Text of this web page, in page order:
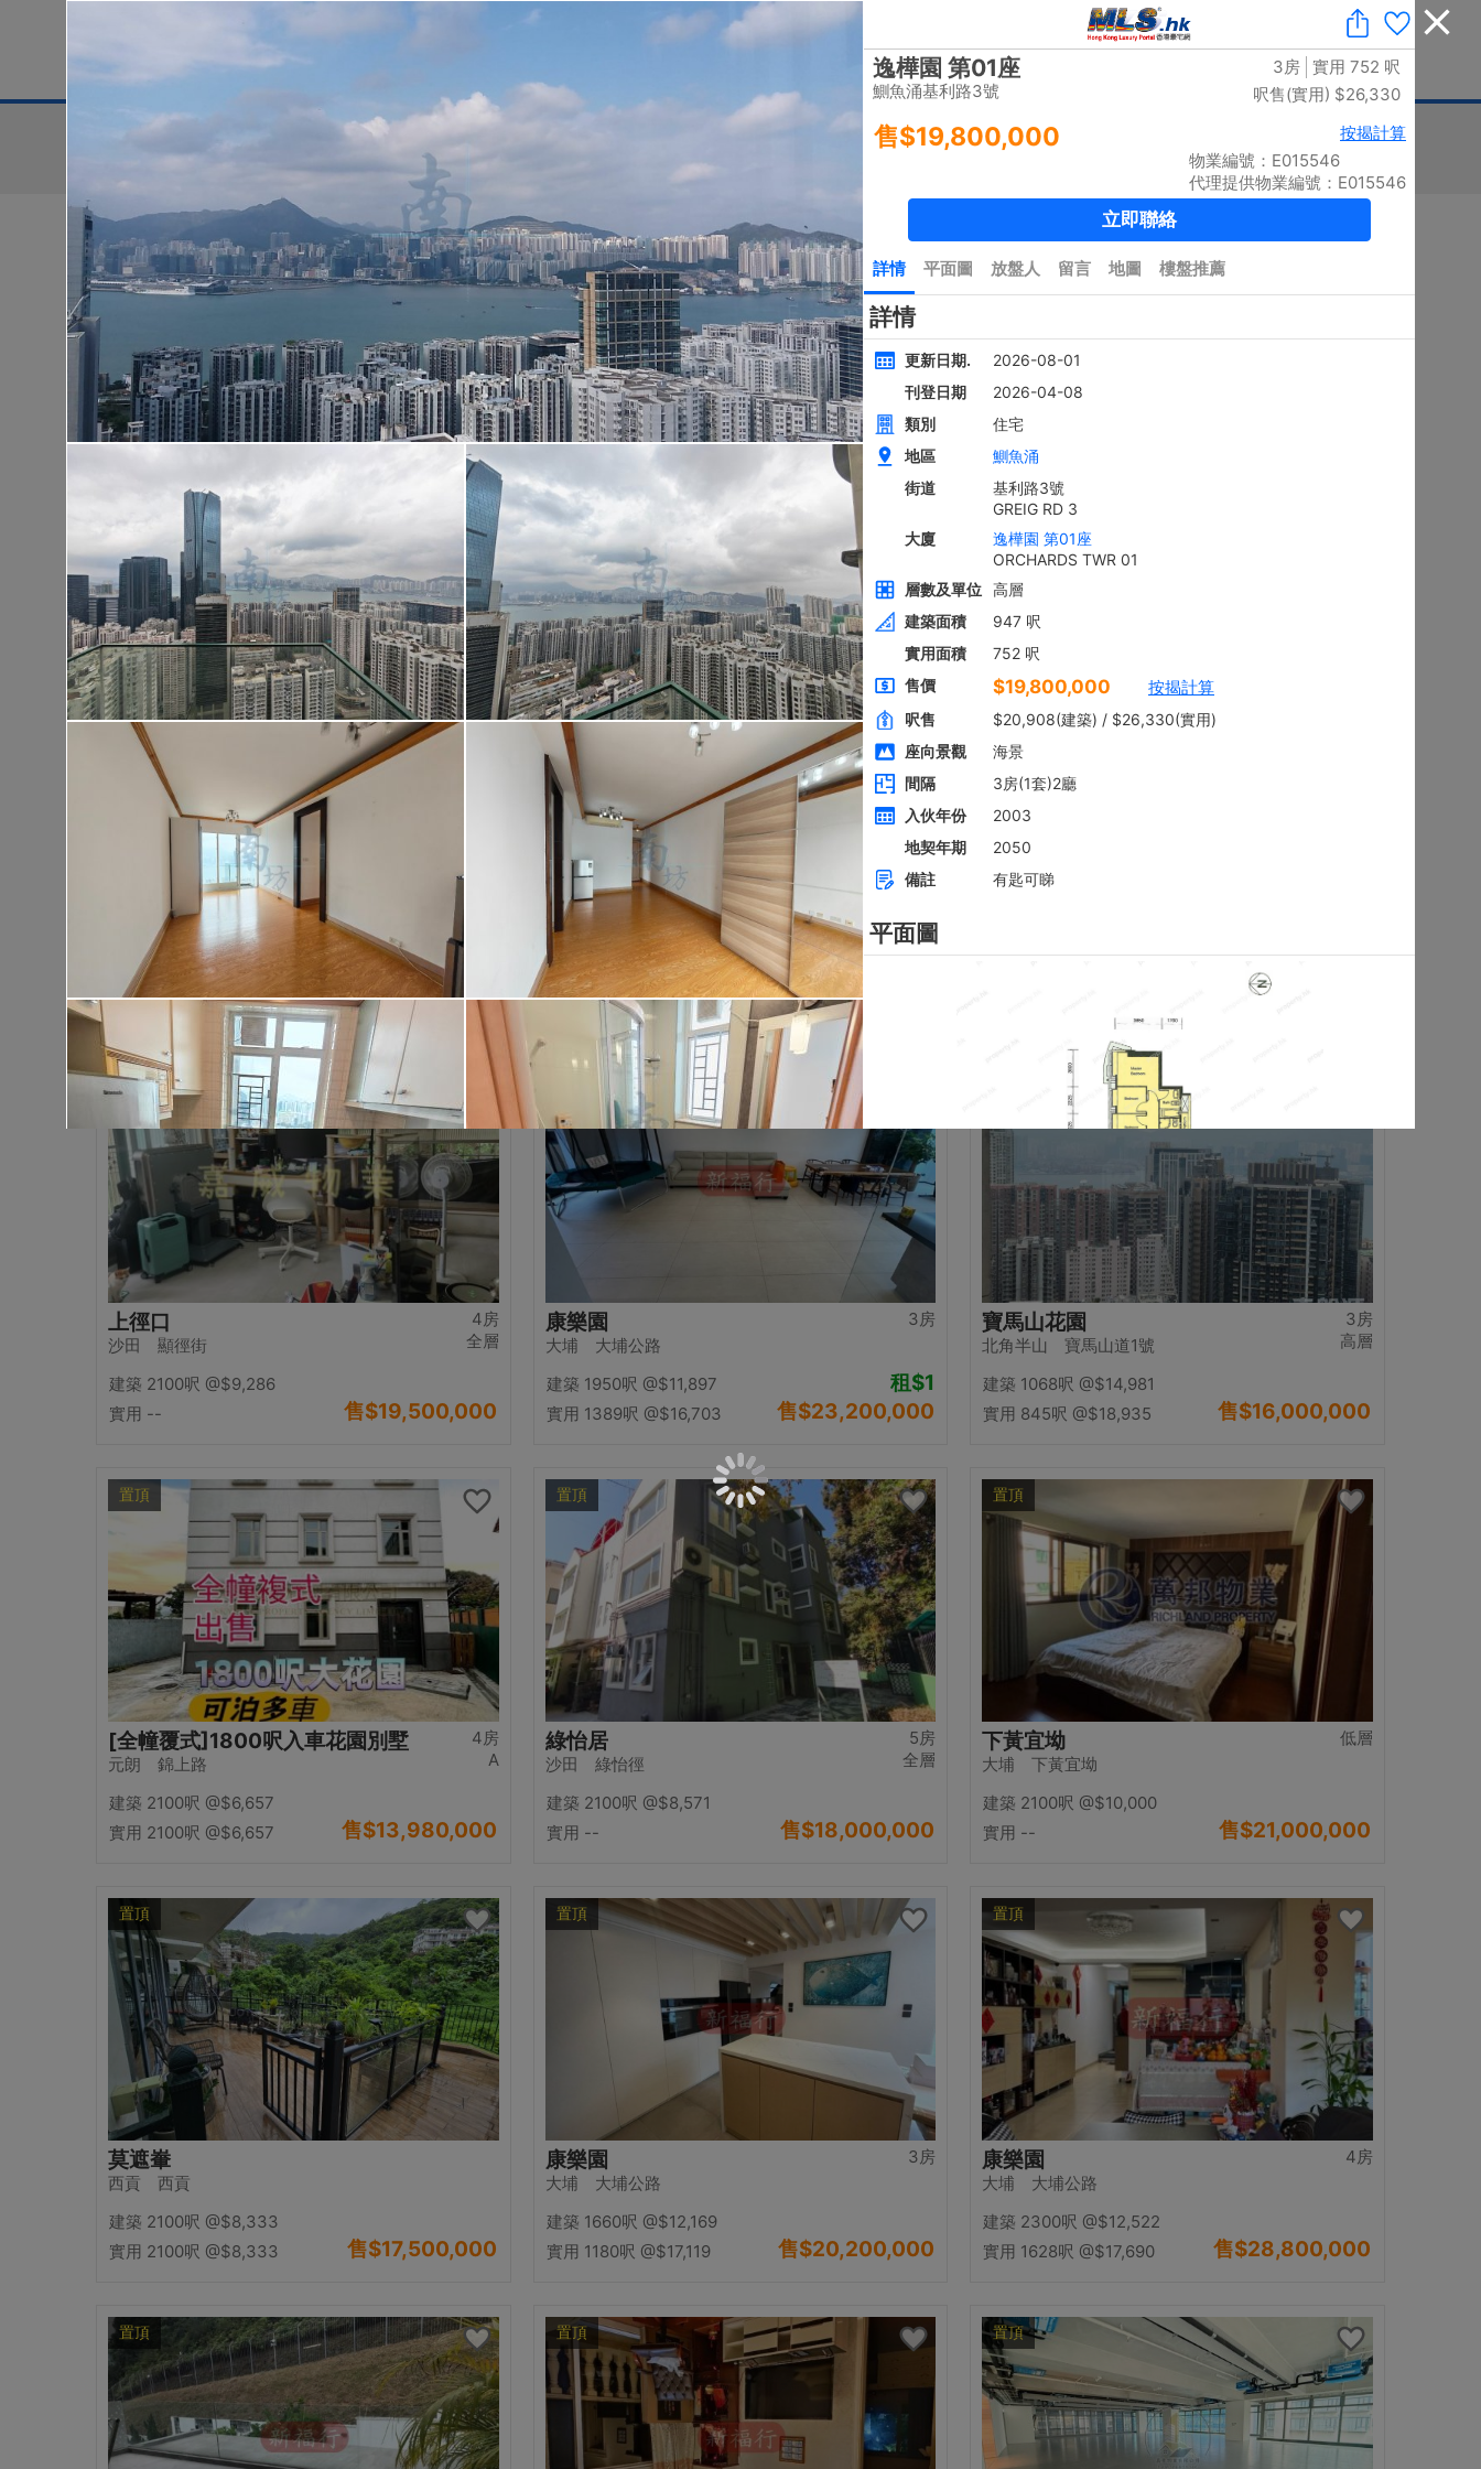
免費業主放盤 | 業主刪除樓盤 | ENG
豪宅市場消息 按揭計算 印花稅
間隔 排序
搜尋結果：5882個 / 有相：5786個
黃金置頂
低層
華樂豪庭
大埔 大埔頭村
建築 1400呎@$9,500
實用 --
售$13,300,000
黃金置頂
4房
全層
西貢近路樓新全幢
西貢
建築 2100呎@$5,714
實用 --
售 $12,000,000
黃金置頂
上徑口
沙田 顯徑街
建築 2100呎@$9,281
置頂
九龍廣場
長沙灣 青山道485號
建築 3631呎@$4,682
實用 2542呎@$6,688
租$76,800
售$17,000,000
置頂
低層
東方花園
何文田 太子道西236-238號
建築 1350呎@$9,259
實用 1058呎@$11,815 售$12,500,000
置頂
平面圖
$13,980,000
置頂
4房
全層
上徑口
沙田 顯徑街
建築 2100呎 @$9,286
實用 --
售$19,500,000
3房
康樂園
大埔 大埔公路
建築 1950呎 @$11,897
實用 1389呎 @$16,703
租$1
售$23,200,000
3房
高層
寶馬山花園
北角半山 寶馬山道1號
建築 1068呎 @$14,981
實用 845呎 @$18,935 售$16,000,000
置頂
4房
A
[全幢覆式]1800呎入車花園別墅
元朗 錦上路
建築 2100呎 @$6,657
實用 2100呎 @$6,657 售$13,980,000
置頂
5房
全層
綠怡居
沙田 綠怡徑
建築 2100呎 @$8,571
實用 --
售$18,000,000
置頂
低層
下黃宜坳
大埔 下黃宜坳
建築 2100呎 @$10,000
實用 --
售$21,000,000
置頂
莫遮輋
西貢 西貢
建築 2100呎 @$8,333
實用 2100呎 @$8,333 售$17,500,000
置頂
3房
康樂園
大埔 大埔公路
建築 1660呎 @$12,169
實用 1180呎 @$17,119 售$20,200,000
置頂
4房
康樂園
大埔 大埔公路
建築 2300呎 @$12,522
實用 1628呎 @$17,690 售$28,800,000
置頂 置頂 置頂